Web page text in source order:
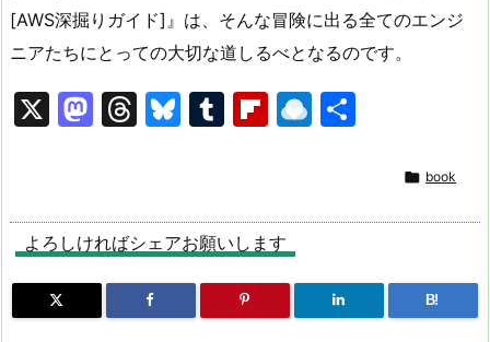
[AWS深掘りガイド]』は、そんな冒険に出る全てのエンジ
ニアたちにとっての大切な道しるべとなるのです。
X
M
o
d
o
n
T
a
d
s
Bl
s
k
y
T
bl
r
Fl
o
ar
d
R
dr
p.
io
 book
よろしければシェアお願いします
B!